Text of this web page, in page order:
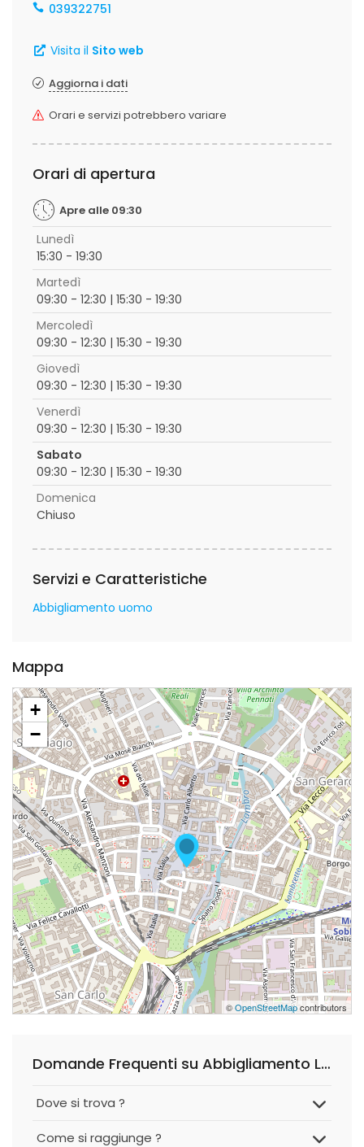
039322751
Visita il Sito web
Aggiorna i dati
Orari e servizi potrebbero variare
Orari di apertura
Apre alle 09:30
Lunedì
15:30 - 19:30
Martedì
09:30 - 12:30 | 15:30 - 19:30
Mercoledì
09:30 - 12:30 | 15:30 - 19:30
Giovedì
09:30 - 12:30 | 15:30 - 19:30
Venerdì
09:30 - 12:30 | 15:30 - 19:30
Sabato
09:30 - 12:30 | 15:30 - 19:30
Domenica
Chiuso
Servizi e Caratteristiche
Abbigliamento uomo
Mappa
+
−
©OpenStreetMapcontributors
Domande Frequenti su Abbigliamento Linea Duomo
Dove si trova ?
Come si raggiunge ?